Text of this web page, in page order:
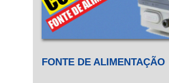
FONTE DE ALIMENTAÇÃO